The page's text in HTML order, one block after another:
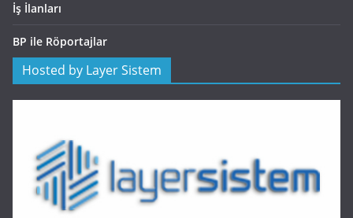
İş İlanları
BP ile Röportajlar
Hosted by Layer Sistem